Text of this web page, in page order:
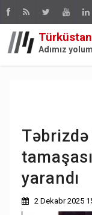
Adımız
Təbrizdə
yarandı
2 Dekabr 2025